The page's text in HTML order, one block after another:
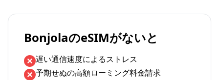
BonjolaのeSIMがないと
遅い通信速度によるストレス
予期せぬの高額ローミング料金請求